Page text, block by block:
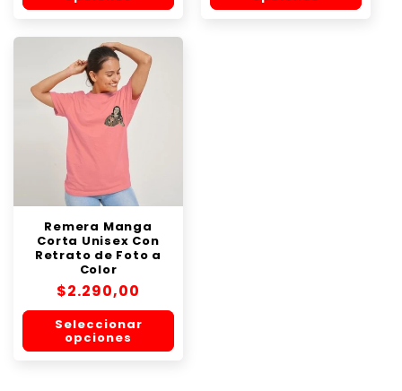
Remera Manga
Corta Unisex Con
Retrato de Foto a
Color
Precio
habitual
$2.290,00
Seleccionar
opciones